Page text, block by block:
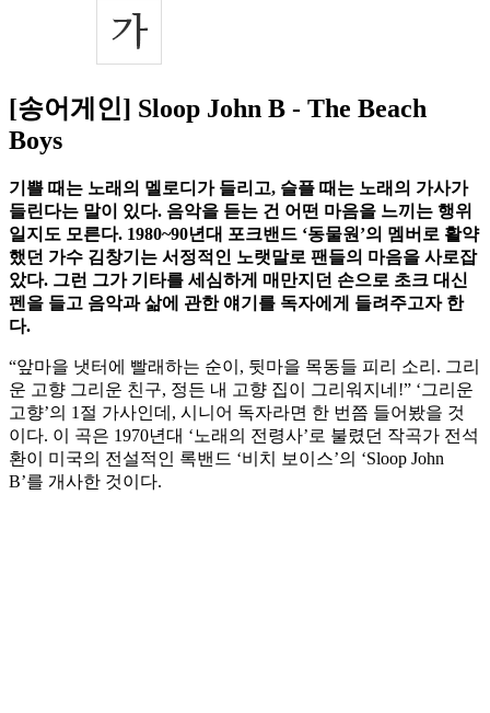
[송어게인] Sloop John B - The Beach
Boys
기쁠 때는 노래의 멜로디가 들리고, 슬플 때는 노래의 가사가
들린다는 말이 있다. 음악을 듣는 건 어떤 마음을 느끼는 행위
일지도 모른다. 1980~90년대 포크밴드 ‘동물원’의 멤버로 활약
했던 가수 김창기는 서정적인 노랫말로 팬들의 마음을 사로잡
았다. 그런 그가 기타를 세심하게 매만지던 손으로 초크 대신
펜을 들고 음악과 삶에 관한 얘기를 독자에게 들려주고자 한
다.
“앞마을 냇터에 빨래하는 순이, 뒷마을 목동들 피리 소리. 그리
운 고향 그리운 친구, 정든 내 고향 집이 그리워지네!” ‘그리운
고향’의 1절 가사인데, 시니어 독자라면 한 번쯤 들어봤을 것
이다. 이 곡은 1970년대 ‘노래의 전령사’로 불렸던 작곡가 전석
환이 미국의 전설적인 록밴드 ‘비치 보이스’의 ‘Sloop John
B’를 개사한 것이다.